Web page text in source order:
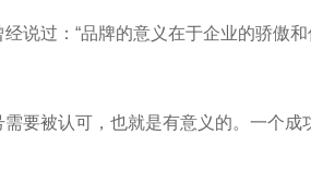
说过：“品牌的意义在于企业的骄傲
要被认可，也就是有意义的。一个成